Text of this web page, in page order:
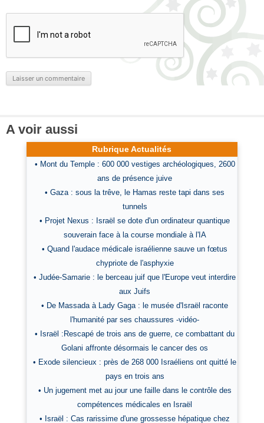
A voir aussi
Rubrique Actualités
• Mont du Temple : 600 000 vestiges archéologiques, 2600
ans de présence juive
• Gaza : sous la trêve, le Hamas reste tapi dans ses
tunnels
• Projet Nexus : Israël se dote d'un ordinateur quantique
souverain face à la course mondiale à l'IA
• Quand l'audace médicale israélienne sauve un fœtus
chypriote de l'asphyxie
• Judée-Samarie : le berceau juif que l'Europe veut interdire
aux Juifs
• De Massada à Lady Gaga : le musée d'Israël raconte
l'humanité par ses chaussures -vidéo-
• Israël :Rescapé de trois ans de guerre, ce combattant du
Golani affronte désormais le cancer des os
• Exode silencieux : près de 268 000 Israéliens ont quitté le
pays en trois ans
• Un jugement met au jour une faille dans le contrôle des
compétences médicales en Israël
• Israël : Cas rarissime d'une grossesse hépatique chez